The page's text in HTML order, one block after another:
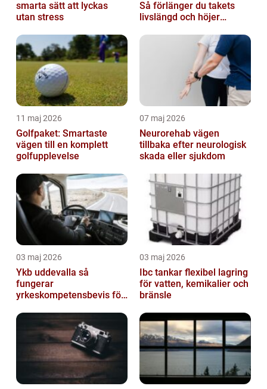
smarta sätt att lyckas
utan stress
Så förlänger du takets
livslängd och höjer
11 maj 2026
Golfpaket: Smartaste
vägen till en komplett
golfupplevelse
07 maj 2026
Neurorehab vägen
tillbaka efter neurologisk
skada eller sjukdom
03 maj 2026
Ykb uddevalla så
fungerar
yrkeskompetensbevis för
03 maj 2026
Ibc tankar flexibel lagring
för vatten, kemikalier och
bränsle